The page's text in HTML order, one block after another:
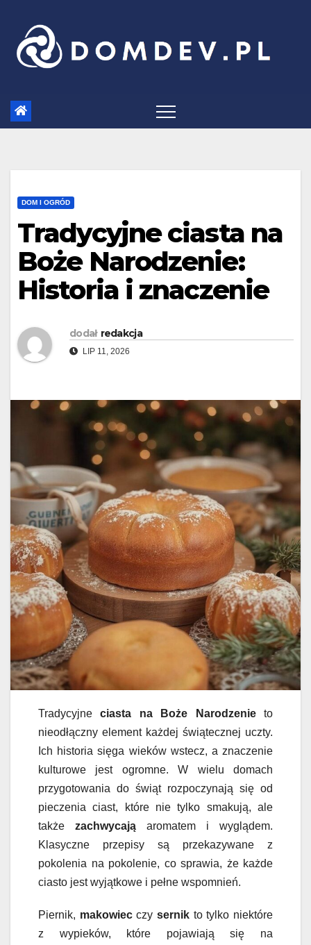
content
DOM I OGRÓD
Tradycyjne ciasta na
Boże Narodzenie:
Historia i znaczenie
dodał redakcja
LIP 11, 2026
Tradycyjneciasta na Boże Narodzenieto
nieodłączny element każdej świątecznej uczty.
Ich historia sięga wieków wstecz, a znaczenie
kulturowe jest ogromne. W wielu domach
przygotowania do świąt rozpoczynają się od
pieczenia ciast, które nie tylko smakują, ale
także zachwycają aromatem i wyglądem.
Klasyczne przepisy są przekazywane z
pokolenia na pokolenie, co sprawia, że każde
ciasto jest wyjątkowe i pełne wspomnień.
Piernik, makowiecczysernik to tylko niektóre
z wypieków, które pojawiają się na